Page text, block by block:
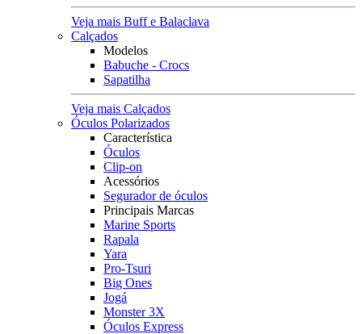
Veja mais Buff e Balaclava
Calçados
Modelos
Babuche - Crocs
Sapatilha
Veja mais Calçados
Óculos Polarizados
Característica
Óculos
Clip-on
Acessórios
Segurador de óculos
Principais Marcas
Marine Sports
Rapala
Yara
Pro-Tsuri
Big Ones
Jogá
Monster 3X
Óculos Express